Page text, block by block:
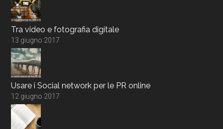
Tra video e fotografia digitale
13 giugno 2017
Usare i Social network per le PR online
12 giugno 2017